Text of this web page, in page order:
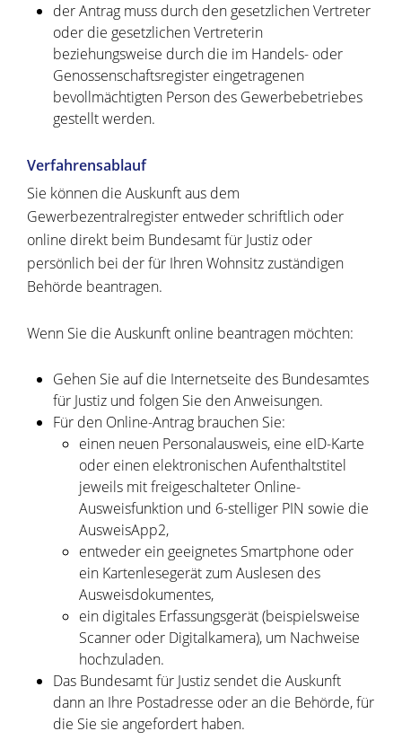
der Antrag muss durch den gesetzlichen Vertreter
oder die gesetzlichen Vertreterin
beziehungsweise durch die im Handels- oder
Genossenschaftsregister eingetragenen
bevollmächtigten Person des Gewerbebetriebes
gestellt werden.
Verfahrensablauf
Sie können die Auskunft aus dem
Gewerbezentralregister entweder schriftlich oder
online direkt beim Bundesamt für Justiz oder
persönlich bei der für Ihren Wohnsitz zuständigen
Behörde beantragen.
Wenn Sie die Auskunft online beantragen möchten:
Gehen Sie auf die Internetseite des Bundesamtes
für Justiz und folgen Sie den Anweisungen.
Für den Online-Antrag brauchen Sie:
einen neuen Personalausweis, eine eID-Karte
oder einen elektronischen Aufenthaltstitel
jeweils mit freigeschalteter Online-
Ausweisfunktion und 6-stelliger PIN sowie die
AusweisApp2,
entweder ein geeignetes Smartphone oder
ein Kartenlesegerät zum Auslesen des
Ausweisdokumentes,
ein digitales Erfassungsgerät (beispielsweise
Scanner oder Digitalkamera), um Nachweise
hochzuladen.
Das Bundesamt für Justiz sendet die Auskunft
dann an Ihre Postadresse oder an die Behörde, für
die Sie sie angefordert haben.